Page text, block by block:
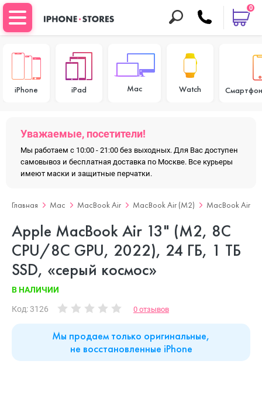
0
iPhone iPad Mac Watch
Уважаемые, посетители!
Мы работаем с 10:00 - 21:00 без выходных. Для Вас доступен
самовывоз и бесплатная доставка по Москве. Все курьеры
имеют маски и защитные перчатки.
Главная Mac MacBook Air MacBook Air (M2) MacBook Air
Apple MacBook Air 13" (M2, 8C
CPU/8C GPU, 2022), 24 ГБ, 1 ТБ
SSD, «серый космос»
В НАЛИЧИИ
Код: 3126 0 отзывов
Мы продаем только оригинальные,
не восстановленные iPhone